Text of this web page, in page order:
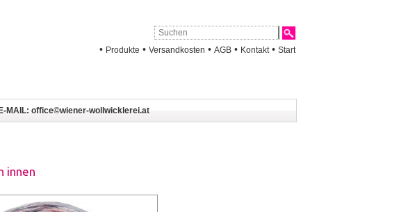
• Produkte • Versandkosten • AGB • Kontakt • Start
MAIL:office©wiener-wollwicklerei.at
innen